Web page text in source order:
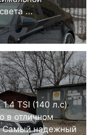
...
TSI (140 л.с)
в отличном
Самый надежный